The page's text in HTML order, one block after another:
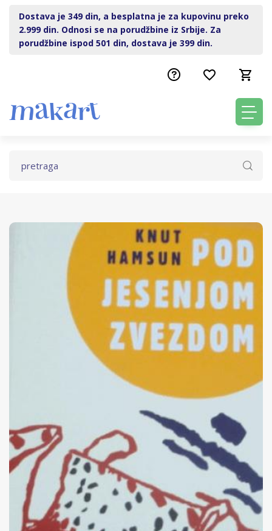
Dostava je 349 din, a besplatna je za kupovinu preko
2.999 din. Odnosi se na porudžbine iz Srbije. Za
porudžbine ispod 501 din, dostava je 399 din.